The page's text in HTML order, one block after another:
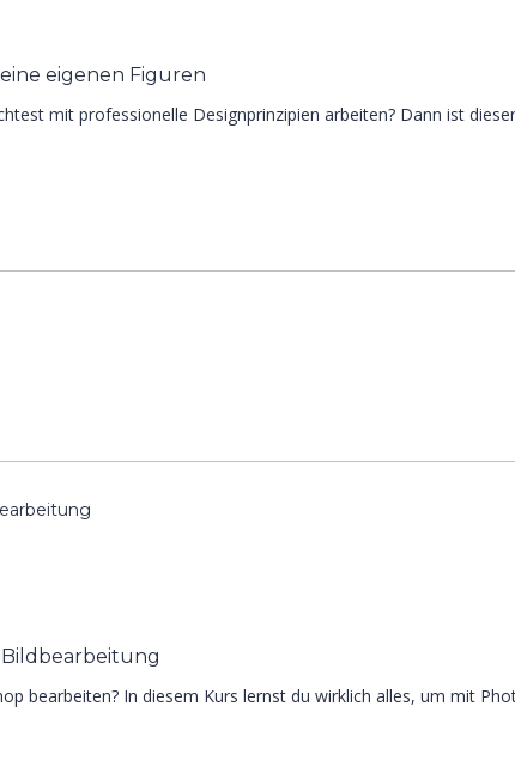
eigenen Figuren
mit professionelle Designprinzipien arbeiten? Dann ist
Bildbearbeitung
bearbeiten? In diesem Kurs lernst du wirklich alles, um mit